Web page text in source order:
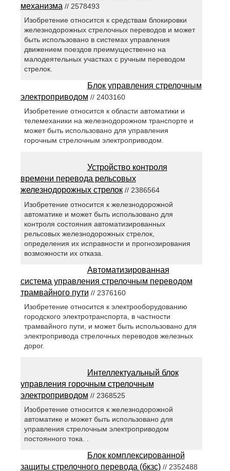
механизма // 2578493
Изобретение относится к средствам блокировки
железнодорожных стрелочных переводов и может
быть использовано в системах управления
движением поездов преимущественно на
малодеятельных участках с ручным переводом
стрелок.
Блок управления стрелочным
электроприводом // 2403160
Изобретение относится к области автоматики и
телемеханики на железнодорожном транспорте и
может быть использовано для управления
горочным стрелочным электроприводом.
Устройство контроля
времени перевода рельсовых
железнодорожных стрелок// 2386564
Изобретение относится к железнодорожной
автоматике и может быть использовано для
контроля состояния автоматизированных
рельсовых железнодорожных стрелок,
определения их исправности и прогнозирования
возможности их отказа.
Автоматизированная
система управления стрелочным переводом
трамвайного пути // 2376160
Изобретение относится к электрооборудованию
городского электротранспорта, в частности
трамвайного пути, и может быть использовано для
электропривода стрелочных переводов железных
дорог.
Интеллектуальный блок
управления горочным стрелочным
электроприводом // 2368525
Изобретение относится к железнодорожной
автоматике и может быть использовано для
управления стрелочным электроприводом
постоянного тока. .
Блок комплексированной
защиты стрелочного перевода (бкзс)// 2352488